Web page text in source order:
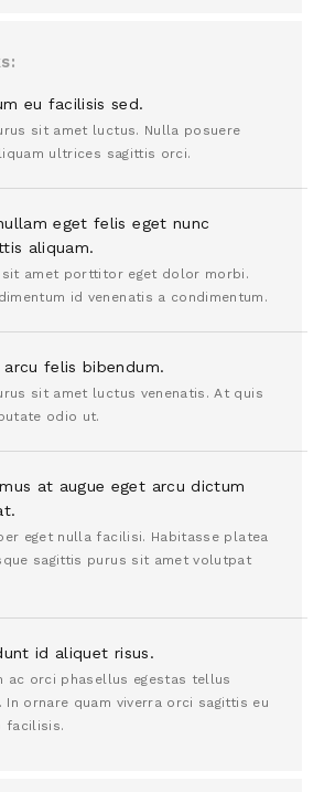
eu facilisis sed.
sit amet luctus. Nulla posuere
ultrices sagittis orci.
eget felis eget nunc
aliquam.
sit amet porttitor eget dolor morbi.
id venenatis a condimentum.
arcu felis bibendum.
sit amet luctus venenatis. At quis
odio ut.
at augue eget arcu dictum
eget nulla facilisi. Habitasse platea
sagittis purus sit amet volutpat
id aliquet risus.
ac orci phasellus egestas tellus
ornare quam viverra orci sagittis eu
facilisis.